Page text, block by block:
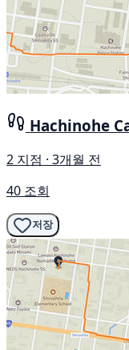
Hachinohe
2 지점 · 3개월 전
40 조회
저장